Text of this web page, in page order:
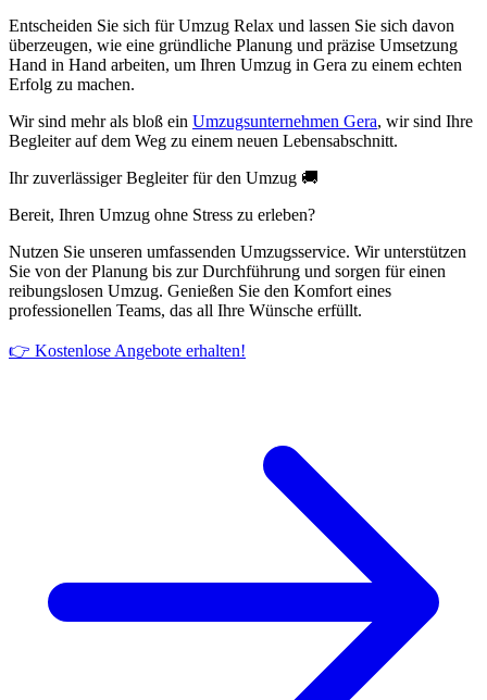
Entscheiden Sie sich für Umzug Relax und lassen Sie sich davon
überzeugen, wie eine gründliche Planung und präzise Umsetzung
Hand in Hand arbeiten, um Ihren Umzug in Gera zu einem echten
Erfolg zu machen.
Wir sind mehr als bloß ein Umzugsunternehmen Gera, wir sind Ihre
Begleiter auf dem Weg zu einem neuen Lebensabschnitt.
Ihr zuverlässiger Begleiter für den Umzug 🚚
Bereit, Ihren Umzug ohne Stress zu erleben?
Nutzen Sie unseren umfassenden Umzugsservice. Wir unterstützen
Sie von der Planung bis zur Durchführung und sorgen für einen
reibungslosen Umzug. Genießen Sie den Komfort eines
professionellen Teams, das all Ihre Wünsche erfüllt.
👉 Kostenlose Angebote erhalten!